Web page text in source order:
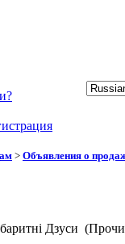
> Объявления о
Дзуси